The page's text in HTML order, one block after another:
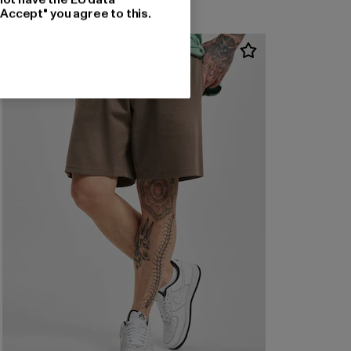
you agree to this.